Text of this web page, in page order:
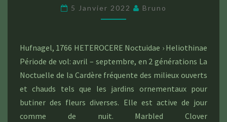
CARDÈRE
(HELIOTHIS
5 Janvier 2022 Bruno
Hufnagel, 1766 HETEROCERE Noctuidae › Heliothinae
Période de vol: avril – septembre, en 2 générations La
Noctuelle de la Cardère fréquente des milieux ouverts
et chauds tels que les jardins ornementaux pour
butiner des fleurs diverses. Elle est active de jour
comme de nuit. Marbled Clover